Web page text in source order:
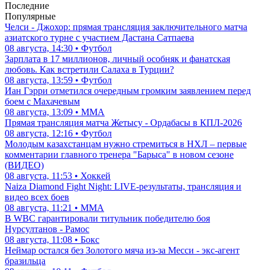
Последние
Популярные
Челси - Джохор: прямая трансляция заключительного матча
азиатского турне с участием Дастана Сатпаева
08 августа, 14:30 • Футбол
Зарплата в 17 миллионов, личный особняк и фанатская
любовь. Как встретили Салаха в Турции?
08 августа, 13:59 • Футбол
Иан Гэрри отметился очередным громким заявлением перед
боем с Махачевым
08 августа, 13:09 • ММА
Прямая трансляция матча Жетысу - Ордабасы в КПЛ-2026
08 августа, 12:16 • Футбол
Молодым казахстанцам нужно стремиться в НХЛ – первые
комментарии главного тренера "Барыса" в новом сезоне
(ВИДЕО)
08 августа, 11:53 • Хоккей
Naiza Diamond Fight Night: LIVE-результаты, трансляция и
видео всех боев
08 августа, 11:21 • ММА
В WBC гарантировали титульник победителю боя
Нурсултанов - Рамос
08 августа, 11:08 • Бокс
Неймар остался без Золотого мяча из-за Месси - экс-агент
бразильца